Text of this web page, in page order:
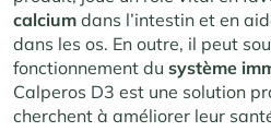
calcium dans l’intestin et en
dans les os. En outre, il peut
fonctionnement du système
Calperos D3 est une solution
cherchent à améliorer leur